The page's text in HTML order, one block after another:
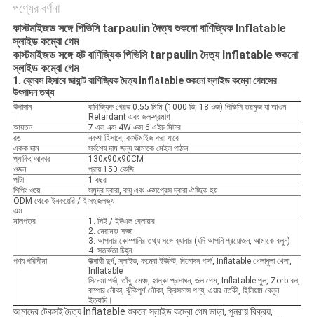
পণ্যের বর্ণনা
কাস্টমাইজড সঙ্গে পিভিসি tarpaulin দৈত্য শুকনো বাণিজ্যিক Inflatable
স্লাইড কম্বো গেম
কাস্টমাইজড সঙ্গে হট বাণিজ্যিক পিভিসি tarpaulin দৈত্য Inflatable শুকনো
স্লাইড কম্বো গেম
1. ব্লেবস হিসাবে জায়ান্ট বাণিজ্যিক দৈত্য Inflatable শুকনো স্লাইড কম্বো গেমসের
উৎপাদন তথ্য
উপাদান
বাণিজ্যিক গ্রেড 0.55 মিমি (1000 ডি, 18 ওজ) পিভিসি তরমুজ যা আগুন
Retardant এবং জল-প্রমাণ
আয়তন
7 এল এক্স 4W এক্স 6 এইচ মিটার
রঙ
নকশা হিসাবে, কাস্টমাইজ করা যাবে
একক দাম
সর্বশেষ দাম জন্য আমাকে মেইল ​​পাঠান
প্যাকিং আকার
130x90x90CM
ওজন
প্রায় 150 কেজি
পাটা
1 বছর
শিপিং ওয়ে
সমুদ্র দ্বারা, বায়ু এবং এক্সপ্রেস দ্বারা ঐচ্ছিক হয়
ODM থেকে ইনকয়েরি / ই
এম
সহজলভ্য
মালপত্র
1. সিই / ইউএল ব্লোয়ার
2. মেরামত সজ্জা
3. আপনার কোম্পানির তথ্য সঙ্গে ব্যানার (যদি আপনি প্রয়োজন, আমাকে বলুন)
4. সতর্কতা চিহ্ন
পণ্য পরিসীমা
উত্সাহী দুর্গ, স্লাইড, কম্বো ইউনিট, বিনোদন পার্ক, Inflatable খেলাধুলা খেলা,
Inflatable
সিনেমা পর্দা, তাঁবু, মেঞ্চ, হাল্কা প্রসাধন, জল গেম, Inflatable পুল, Zorb বল,
বাম্পার নৌকা, ঝুঁকিপূর্ণ নৌকা, ক্রিসমাস পণ্য, এয়ার নর্তকী, হিলিয়াম বেলুন
ইত্যাদি।
আমাদের টেকসই দৈত্য Inflatable শুকনো স্লাইড কম্বো গেম ভাড়া, পুনরায় বিক্রয়,